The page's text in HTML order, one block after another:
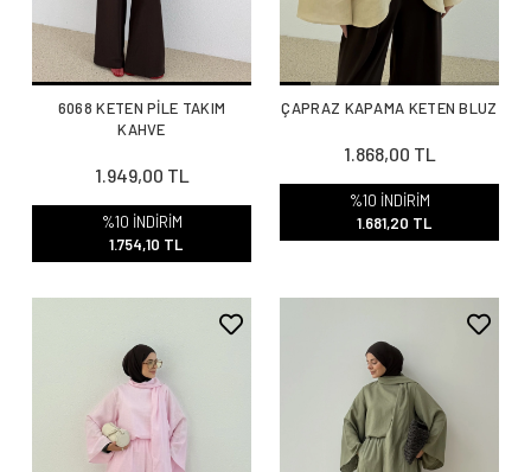
6068 KETEN PİLE TAKIM
KAHVE
1.949,00 TL
%10 İNDİRİM
1.754,10 TL
ÇAPRAZ KAPAMA KETEN BLUZ
1.868,00 TL
%10 İNDİRİM
1.681,20 TL